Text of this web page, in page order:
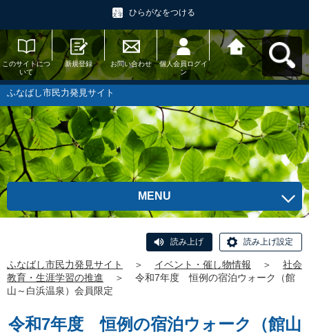
ひらがなをつける
このサイトにつ
いて
新規登録 お問い合わせ
個人会員ログイ
ン
ふなばし市民力
発見サイトへ戻
る
ふなばし市民力発見サイト
MENU
読み上げ 読み上げ設定
ふなばし市民力発見サイト ＞ イベント・催し物情報 ＞
社会
教育・生涯学習の推進
＞
令和7年度 恒例の宿泊ウォーク（館
山～白浜温泉）会員限定
令和7年度 恒例の宿泊ウォーク（館山